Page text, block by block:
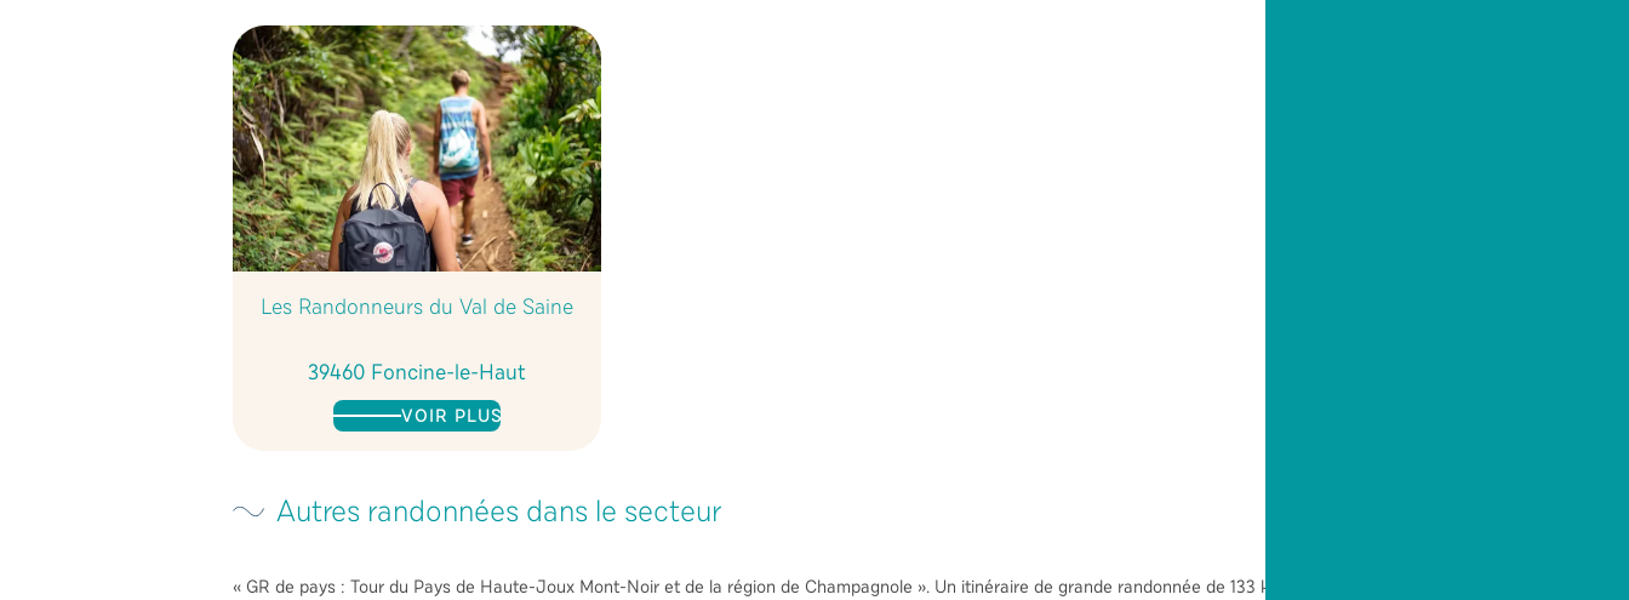
Les Randonneurs du Val de Saine
39460 Foncine-le-Haut
VOIR PLUS
Autres randonnées dans le secteur
« GR de pays : Tour du Pays de Haute-Joux Mont-Noir et de la région de Champagnole ». Un itinéraire de grande randonnée de 133 km permettant